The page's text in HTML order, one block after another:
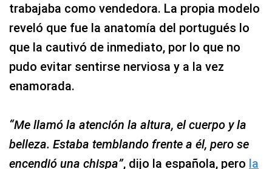
trabajaba como vendedora. La propia modelo
reveló que fue la anatomía del portugués lo
que la cautivó de inmediato, por lo que no
pudo evitar sentirse nerviosa y a la vez
enamorada.
“Me llamó la atención la altura, el cuerpo y la
belleza. Estaba temblando frente a él, pero se
encendió una chispa”, dijo la española, pero la